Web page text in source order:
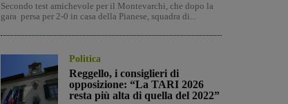
Secondo test amichevole per il Montevarchi, che dopo la
gara persa per 2-0 in casa della Pianese, squadra di...
Politica
Reggello, i consiglieri di
opposizione: “La TARI 2026
resta più alta di quella del 2022”